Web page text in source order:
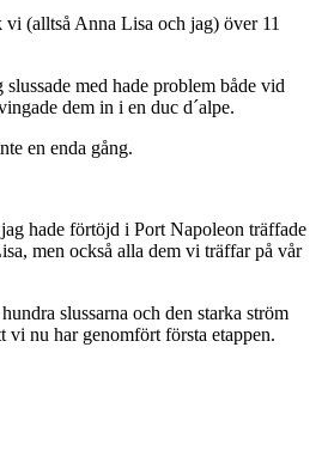
(alltså Anna Lisa och jag) över 11
med hade problem både vid
dem in i en duc d´alpe.
en enda gång.
hade förtöjd i Port Napoleon träffade
men också alla dem vi träffar på vår
slussarna och den starka ström
vi nu har genomfört första etappen.